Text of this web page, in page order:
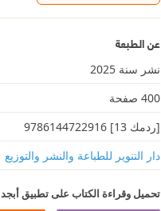
عن الطبعة
نشر سنة 2025
400 صفحة
[ردمك 13] 9786144722916
دار التنوير للطباعة والنشر والتوزيع
تحميل وقراءة الكتاب على تطبيق أبجد